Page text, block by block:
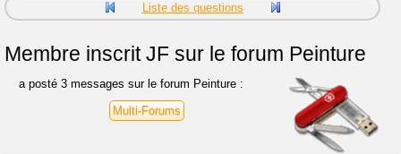
Liste des questions
Membre inscritJF sur le forum Peinture
a posté 3 messages sur le forum Peinture :
Multi-Forums